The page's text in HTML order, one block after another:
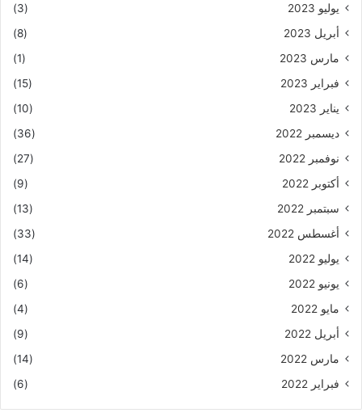
يوليو 2023
(3)
أبريل 2023
(8)
مارس 2023
(1)
فبراير 2023
(15)
يناير 2023
(10)
ديسمبر 2022
(36)
نوفمبر 2022
(27)
أكتوبر 2022
(9)
سبتمبر 2022
(13)
أغسطس 2022
(33)
يوليو 2022
(14)
يونيو 2022
(6)
مايو 2022
(4)
أبريل 2022
(9)
مارس 2022
(14)
فبراير 2022
(6)